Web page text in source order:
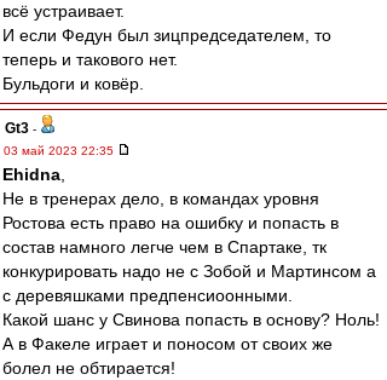
всё устраивает.
И если Федун был зицпредседателем, то
теперь и такового нет.
Бульдоги и ковёр.
Gt3 -
03 май 2023 22:35
Ehidna
Не в тренерах дело, в командах уровня
Ростова есть право на ошибку и попасть в
состав намного легче чем в Спартаке, тк
конкурировать надо не с Зобой и Мартинсом а
с деревяшками предпенсиоонными.
Какой шанс у Свинова попасть в основу? Ноль!
А в Факеле играет и поносом от своих же
болел не обтирается!